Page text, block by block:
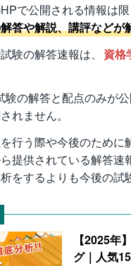
で公開される情報は
答や解説、講評などが
験の解答速報は、
資格
の解答と配点のみが
れません。
行う際や今後のため
提供されている解答
をするよりも今後の試
【2025年
グ｜人気